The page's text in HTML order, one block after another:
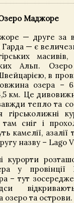
Маджоре
— друге за
Гарда — є
Альп.
в
озера –
км. Це
тепло та
гірськолижні
там сніг і
камелії, азалії
назву – Lago
курорти
у провінції
– тут
озеро та острови.